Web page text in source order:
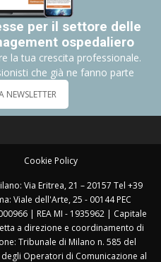
per il settore delle
ospedaliero
la tua crescita professionale.
che già ne fanno parte
NEWSLETTER
Cookie Policy
Via Eritrea, 21 – 20157 Tel +39
Viale dell'Arte, 25 - 00144 PEC
| REA MI - 1935962 | Capitale
a direzione e coordinamento di
Tribunale di Milano n. 585 del
Operatori di Comunicazione al